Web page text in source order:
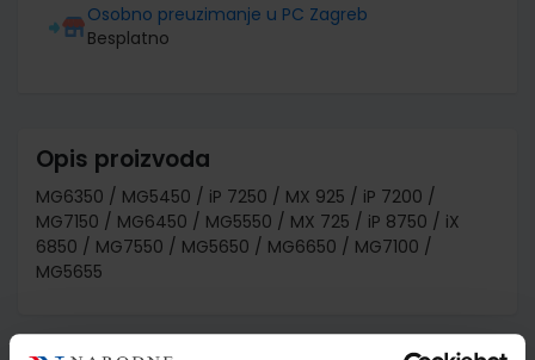
Osobno preuzimanje u PC Zagreb
Besplatno
Opis proizvoda
MG6350 / MG5450 / iP 7250 / MX 925 / iP 7200 /
MG7150 / MG6450 / MG5550 / MX 725 / iP 8750 / iX
6850 / MG7550 / MG5650 / MG6650 / MG7100 /
MG5655